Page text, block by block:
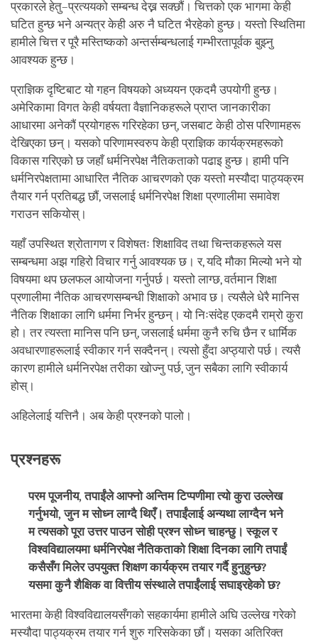
प्रकारले हेतु–प्रत्ययको सम्बन्ध देख्न सक्छौं। चित्तको एक भागमा केही
घटित हुन्छ भने अन्यत्र केही अरु नै घटित भैरहेको हुन्छ। यस्तो स्थितिमा
हामीले चित्त र पूरै मस्तिष्कको अन्तर्सम्बन्धलाई गम्भीरतापूर्वक बुझ्नु
आवश्यक हुन्छ।
प्राज्ञिक दृष्टिबाट यो गहन विषयको अध्ययन एकदमै उपयोगी हुन्छ।
अमेरिकामा विगत केही वर्षयता वैज्ञानिकहरूले प्राप्त जानकारीका
आधारमा अनेकौं प्रयोगहरू गरिरहेका छन्, जसबाट केही ठोस परिणामहरू
देखिएका छन्। यसको परिणामस्वरुप केही प्राज्ञिक कार्यक्रमहरूको
विकास गरिएको छ जहाँ धर्मनिरपेक्ष नैतिकताको पढाइ हुन्छ। हामी पनि
धर्मनिरपेक्षतामा आधारित नैतिक आचरणको एक यस्तो मस्यौदा पाठ्यक्रम
तैयार गर्न प्रतिबद्ध छौं, जसलाई धर्मनिरपेक्ष शिक्षा प्रणालीमा समावेश
गराउन सकियोस्।
यहाँ उपस्थित श्रोतागण र विशेषतः शिक्षाविद तथा चिन्तकहरूले यस
सम्बन्धमा अझ गहिरो विचार गर्नु आवश्यक छ। र, यदि मौका मिल्यो भने यो
विषयमा थप छलफल आयोजना गर्नुपर्छ। यस्तो लाग्छ, वर्तमान शिक्षा
प्रणालीमा नैतिक आचरणसम्बन्धी शिक्षाको अभाव छ। त्यसैले धेरै मानिस
नैतिक शिक्षाका लागि धर्ममा निर्भर हुन्छन्। यो निःसंदेह एकदमै राम्रो कुरा
हो। तर त्यस्ता मानिस पनि छन्, जसलाई धर्ममा कुनै रुचि छैन र धार्मिक
अवधारणाहरूलाई स्वीकार गर्न सक्दैनन्। त्यसो हुँदा अप्ठ्यारो पर्छ। त्यसै
कारण हामीले धर्मनिरपेक्ष तरीका खोज्नु पर्छ, जुन सबैका लागि स्वीकार्य
होस्।
अहिलेलाई यत्तिनै। अब केही प्रश्नको पालो।
प्रश्नहरू
परम पूजनीय, तपाईंले आफ्नो अन्तिम टिप्पणीमा त्यो कुरा उल्लेख
गर्नुभयो, जुन म सोध्न लाग्दै थिएँ। तपाईंलाई अन्यथा लाग्दैन भने
म त्यसको पूरा उत्तर पाउन सोही प्रश्न सोध्न चाहन्छु। स्कूल र
विश्वविद्यालयमा धर्मनिरपेक्ष नैतिकताको शिक्षा दिनका लागि तपाईं
कसैसँग मिलेर उपयुक्त शिक्षण कार्यक्रम तयार गर्दै हुनुहुन्छ?
यसमा कुनै शैक्षिक वा वित्तीय संस्थाले तपाईंलाई सघाइरहेको छ?
भारतमा केही विश्वविद्यालयसँगको सहकार्यमा हामीले अघि उल्लेख गरेको
मस्यौदा पाठ्यक्रम तयार गर्न शुरु गरिसकेका छौं। यसका अतिरिक्त